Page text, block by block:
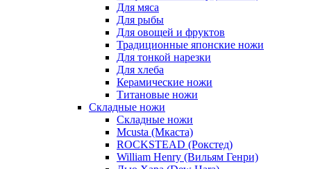
Для мяса
Для рыбы
Для овощей и фруктов
Традиционные японские ножи
Для тонкой нарезки
Для хлеба
Керамические ножи
Титановые ножи
Складные ножи
Складные ножи
Mcusta (Мкаста)
ROCKSTEAD (Рокстед)
William Henry (Вильям Генри)